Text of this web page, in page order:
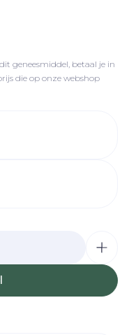
geneesmiddel, betaal je in
die op onze webshop